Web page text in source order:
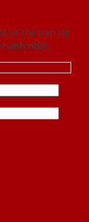
có thể liên hệ
nhất.